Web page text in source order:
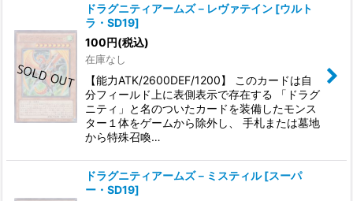
ドラグニティアームズ－レヴァテイン [ウルト
ラ・SD19]
100円(税込)
在庫なし
【能力ATK/2600DEF/1200】 このカードは自
分フィールド上に表側表示で存在する 「ドラグ
ニティ」と名のついたカードを装備したモンス
ター１体をゲームから除外し、 手札または墓地
から特殊召喚…
ドラグニティアームズ－ミスティル [スーパ
ー・SD19]